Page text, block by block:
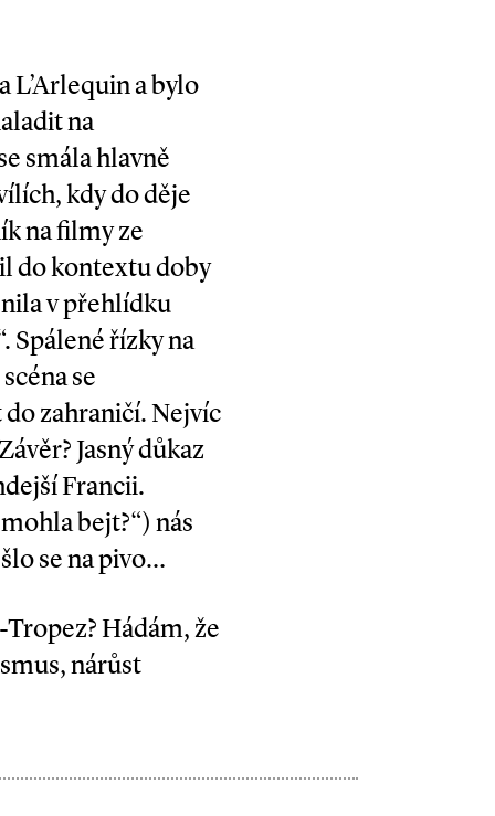
L’Arlequin a bylo
na
smála hlavně
kdy do děje
na filmy ze
do kontextu doby
v přehlídku
Spálené řízky na
se
zahraničí. Nejvíc
Jasný důkaz
Francii.
bejt?“) nás
se na pivo…
Hádám, že
nárůst